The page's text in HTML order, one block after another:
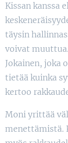
Kissan kanssa
täysin
voivat
Jokainen, joka
tietää kuinka
kertoo
Moni yrittää
menettämistä.